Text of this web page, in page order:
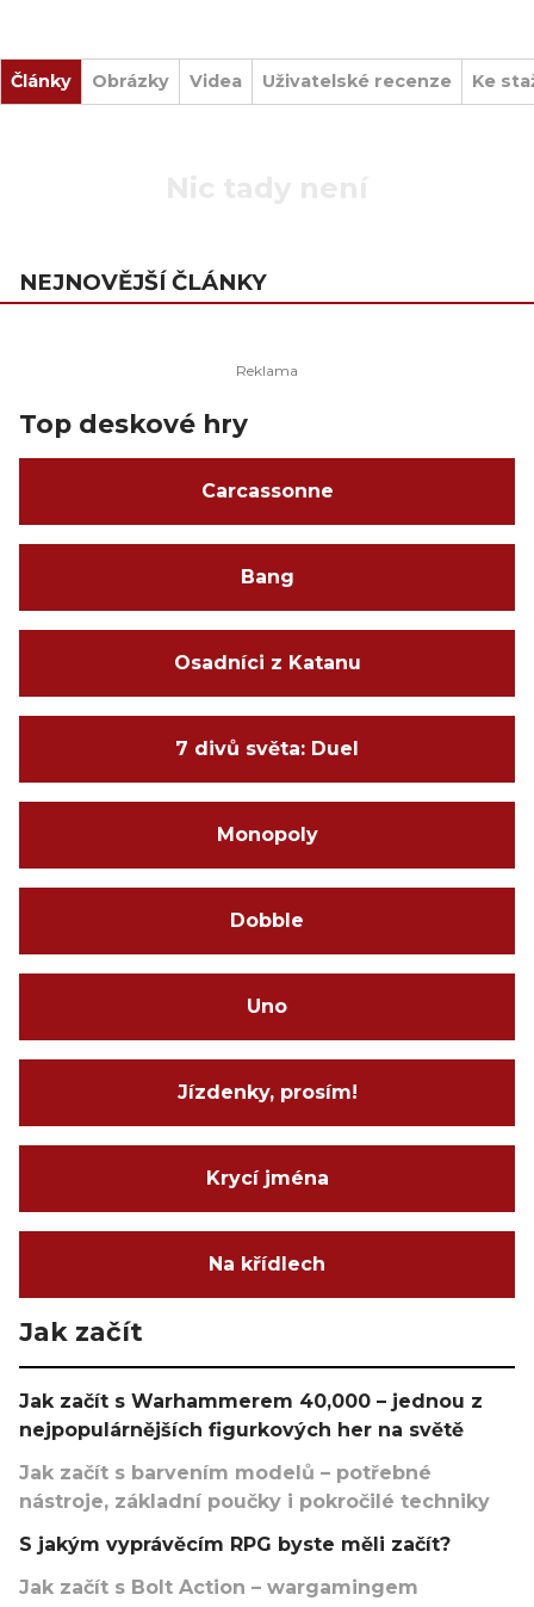
Články Obrázky Videa Uživatelské recenze Ke
NEJNOVĚJŠÍ ČLÁNKY
Top deskové hry
Carcassonne
Bang
Osadníci z Katanu
7 divů světa: Duel
Monopoly
Dobble
Uno
Jízdenky, prosím!
Krycí jména
Na křídlech
Jak začít
Jak začít s Warhammerem 40,000 – jednou z
nejpopulárnějších figurkových her na světě
Jak začít s barvením modelů – potřebné
nástroje, základní poučky i pokročilé techniky
S jakým vyprávěcím RPG byste měli začít?
Jak začít s Bolt Action – wargamingem